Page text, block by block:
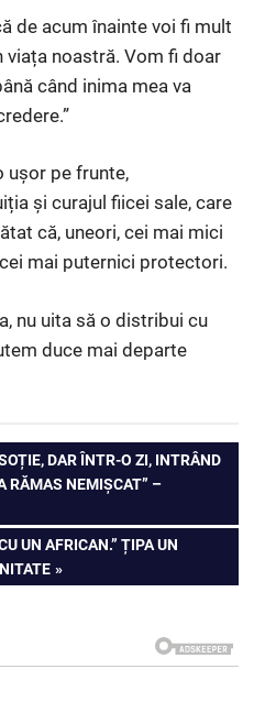
de acum înainte voi fi mult
viața noastră. Vom fi doar
când inima mea va
ușor pe frunte,
și curajul fiicei sale, care
că, uneori, cei mai mici
mai puternici protectori.
nu uita să o distribui cu
duce mai departe
DAR ÎNTR-O ZI, INTRÂND
RĂMAS NEMIȘCAT” –
UN AFRICAN.” ȚIPA UN